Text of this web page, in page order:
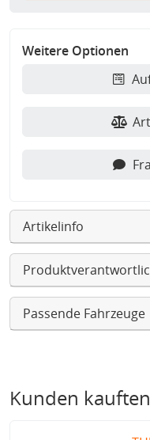
Weitere Optionen
Artikelinfo
Passende Fahrzeuge
Kunden